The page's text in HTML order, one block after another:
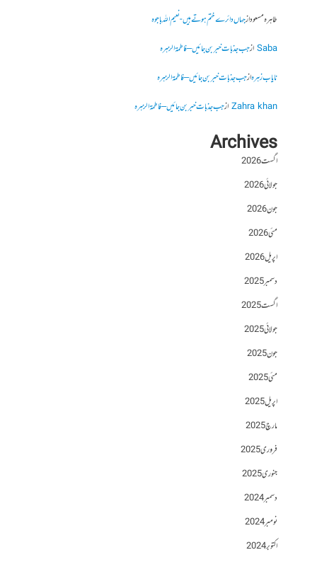
طاہرہ مسعودازجہاں دائرے ختم ہوتے ہیں- نعیم اللہ باجوہ
Sabaازجب جذبات خبر بن جائیں – فاطمۃالزہرہ
نایاب زہرہازجب جذبات خبر بن جائیں – فاطمۃالزہرہ
Zahra khanازجب جذبات خبر بن جائیں – فاطمۃالزہرہ
Archives
اگست 2026
جولائی 2026
جون 2026
مئی 2026
اپریل 2026
دسمبر 2025
اگست 2025
جولائی 2025
جون 2025
مئی 2025
اپریل 2025
مارچ 2025
فروری 2025
جنوری 2025
دسمبر 2024
نومبر 2024
اکتوبر 2024